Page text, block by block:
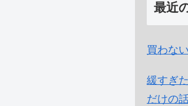
最近
買わな
緩すぎ
だけの